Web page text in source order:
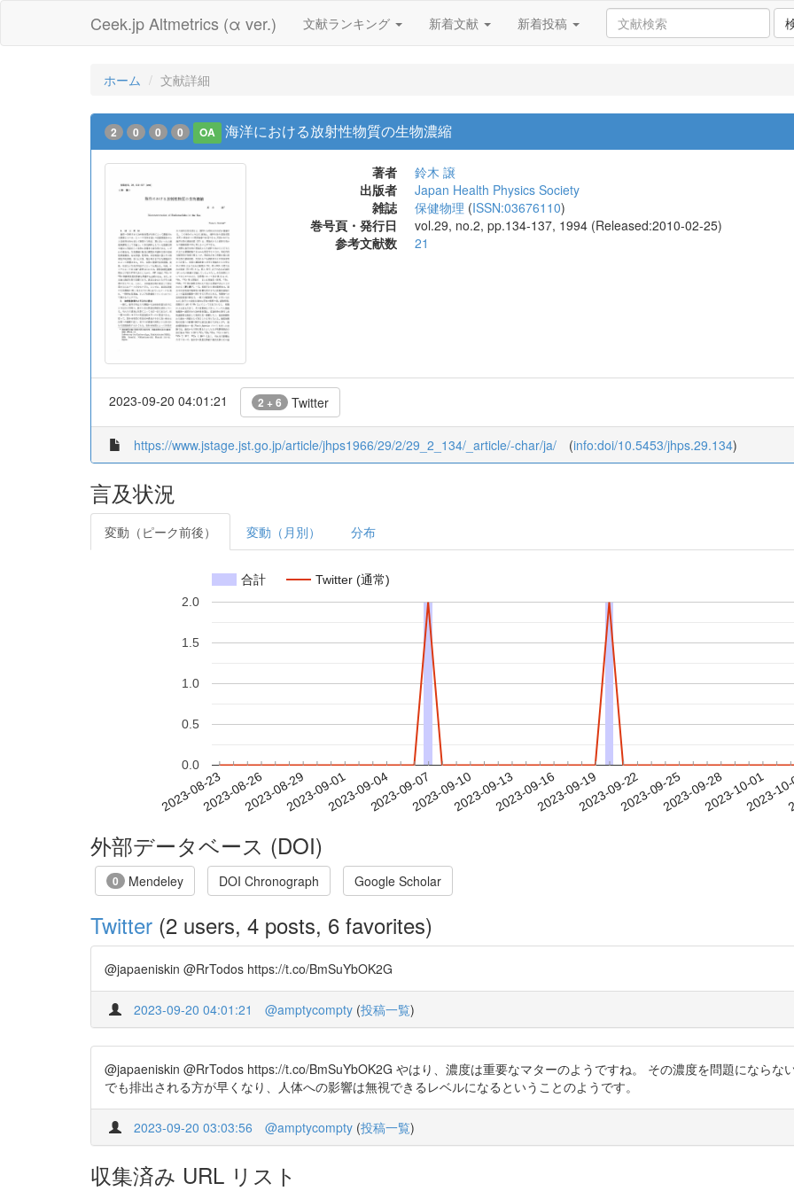
Ceek.jp Altmetrics (α ver.) 文献ランキング 新着文献 新着投稿
ホーム 文献詳細
2 0 0 0 OA 海洋における放射性物質の生物濃縮
著者
鈴木 譲
出版者
Japan Health Physics Society
雑誌
保健物理 (ISSN:03676110)
巻号頁・発行日
vol.29, no.2, pp.134-137, 1994 (Released:2010-02-25)
参考文献数
21
2023-09-20 04:01:21 2 + 6 Twitter
https://www.jstage.jst.go.jp/article/jhps1966/29/2/29_2_134/_article/-char/ja/ (info:doi/10.5453/jhps.29.134)
言及状況
変動（ピーク前後） 変動（月別） 分布
合計 Twitter (通常)
2023-08-232023-08-262023-08-292023-09-012023-09-042023-09-072023-09-102023-09-132023-09-162023-09-192023-09-222023-09-252023-09-282023-10-01
2023-
0.0
0.5
1.0
1.5
2.0
外部データベース (DOI)
0 Mendeley DOI Chronograph Google Scholar
Twitter (2 users, 4 posts, 6 favorites)
@japaeniskin @RrTodos https://t.co/BmSuYbOK2G
2023-09-20 04:01:21 @amptycompty (投稿一覧)
@japaeniskin @RrTodos https://t.co/BmSuYbOK2G やはり、濃度は重要なマターのようですね。 その濃度を問題にならな
でも排出される方が早くなり、人体への影響は無視できるレベルになるということのようです。
2023-09-20 03:03:56 @amptycompty (投稿一覧)
収集済み URL リスト